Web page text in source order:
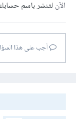
الآنلتنشر باسم
أجب على هذا